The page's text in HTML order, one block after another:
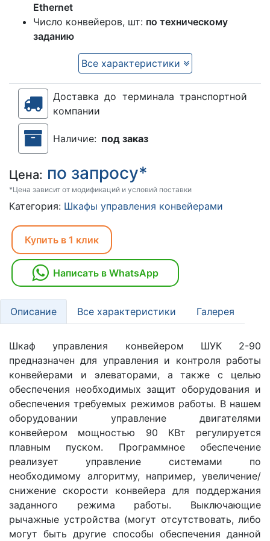
Ethernet
Число конвейеров, шт: по техническому
заданию
Все характеристики
Доставка до терминала транспортной
компании
Наличие: под заказ
Цена: по запросу*
*Цена зависит от модификаций и условий поставки
Категория: Шкафы управления конвейерами
Купить в 1 клик
Написать в WhatsApp
Описание Все характеристики Галерея
Шкаф управления конвейером ШУК 2-90
предназначен для управления и контроля работы
конвейерами и элеваторами, а также с целью
обеспечения необходимых защит оборудования и
обеспечения требуемых режимов работы. В нашем
оборудовании управление двигателями
конвейером мощностью 90 КВт регулируется
плавным пуском. Программное обеспечение
реализует управление системами по
необходимому алгоритму, например, увеличение/
снижение скорости конвейера для поддержания
заданного режима работы. Выключающие
рычажные устройства (могут отсутствовать, либо
могут быть другие способы обеспечения данной